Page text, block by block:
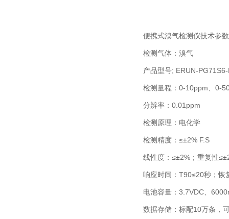
便携式溴气检测仪技术参数
检测气体：溴气
产品型号; ERUN-
检测量程：0-10ppm、0-
分辨率：0.01ppm
检测原理：电化学
检测精度：≤±2% F.S
线性度：≤±2%；重复性
响应时间：T90≤20秒；恢
电池容量：3.7VDC、
数据存储：标配10万条，